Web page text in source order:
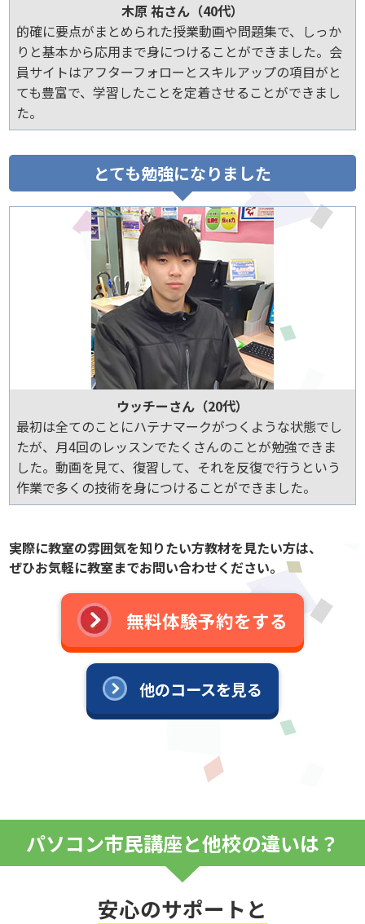
木原 祐さん（40代）
的確に要点がまとめられた授業動画や問題集で、しっか
りと基本から応用まで身につけることができました。会
員サイトはアフターフォローとスキルアップの項目がと
ても豊富で、学習したことを定着させることができまし
た。
とても勉強になりました
ウッチーさん（20代）
最初は全てのことにハテナマークがつくような状態でし
たが、月4回のレッスンでたくさんのことが勉強できま
した。動画を見て、復習して、それを反復で行うという
作業で多くの技術を身につけることができました。
実際に教室の雰囲気を知りたい方教材を見たい方は、
ぜひお気軽に教室までお問い合わせください。
無料体験予約をする
他のコースを見る
パソコン市民講座と他校の違いは？
安心のサポートと